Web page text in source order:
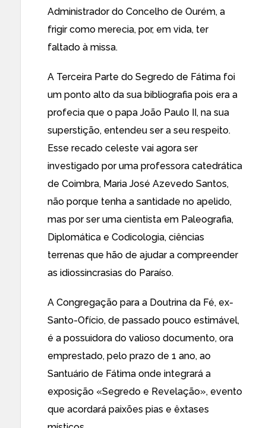
Administrador do Concelho de Ourém, a
frigir como merecia, por, em vida, ter
faltado à missa.
A Terceira Parte do Segredo de Fátima foi
um ponto alto da sua bibliografia pois era a
profecia que o papa João Paulo II, na sua
superstição, entendeu ser a seu respeito.
Esse recado celeste vai agora ser
investigado por uma professora catedrática
de Coimbra, Maria José Azevedo Santos,
não porque tenha a santidade no apelido,
mas por ser uma cientista em Paleografia,
Diplomática e Codicologia, ciências
terrenas que hão de ajudar a compreender
as idiossincrasias do Paraíso.
A Congregação para a Doutrina da Fé, ex-
Santo-Ofício, de passado pouco estimável,
é a possuidora do valioso documento, ora
emprestado, pelo prazo de 1 ano, ao
Santuário de Fátima onde integrará a
exposição «Segredo e Revelação», evento
que acordará paixões pias e êxtases